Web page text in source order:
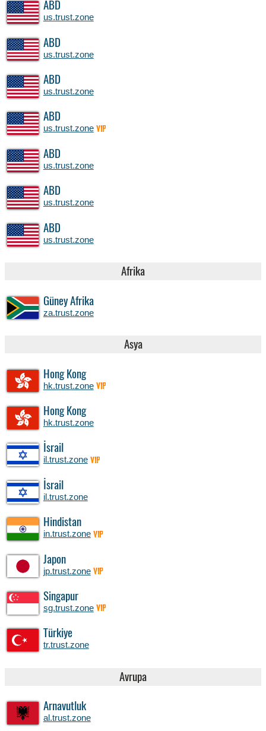
ABD
us.trust.zone
ABD
us.trust.zone
ABD
us.trust.zone
ABD
us.trust.zone VIP
ABD
us.trust.zone
ABD
us.trust.zone
ABD
us.trust.zone
Afrika
Güney Afrika
za.trust.zone
Asya
Hong Kong
hk.trust.zone VIP
Hong Kong
hk.trust.zone
İsrail
il.trust.zone VIP
İsrail
il.trust.zone
Hindistan
in.trust.zone VIP
Japon
jp.trust.zone VIP
Singapur
sg.trust.zone VIP
Türkiye
tr.trust.zone
Avrupa
Arnavutluk
al.trust.zone